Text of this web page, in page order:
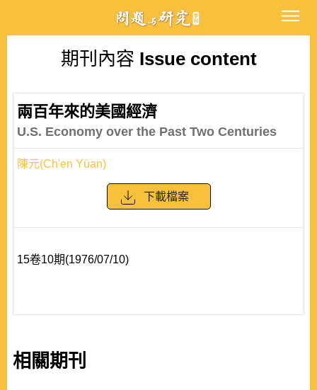
期刊內容 Issue content
兩百年來的美國經濟
U.S. Economy over the Past Two Centuries
陳元(Ch'en Yüan)
下載檔案
15卷10期(1976/07/10)
相關期刊